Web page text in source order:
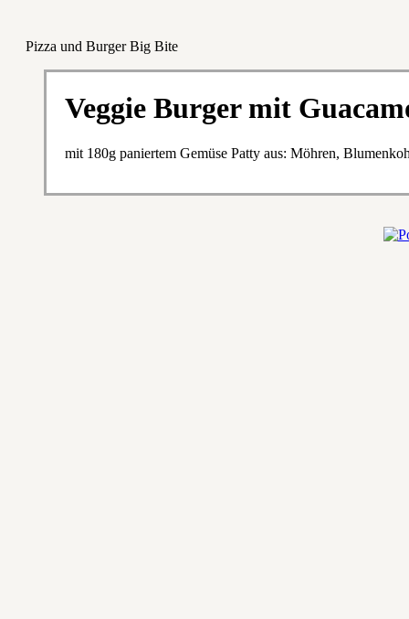
Pizza und Burger Big Bite
Veggie Burger mit
mit 180g paniertem Gemüse Patty aus: Möhren,